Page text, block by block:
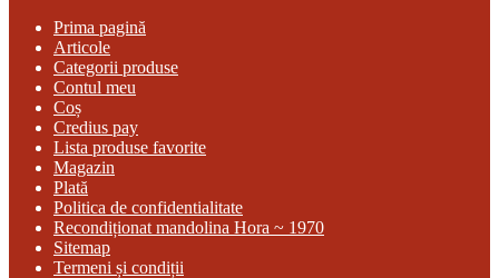
Prima pagină
Articole
Categorii produse
Contul meu
Coș
Credius pay
Lista produse favorite
Magazin
Plată
Politica de confidentialitate
Recondiționat mandolina Hora ~ 1970
Sitemap
Termeni și condiții